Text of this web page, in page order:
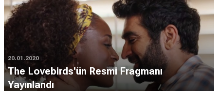
20.01.2020
The Lovebirds'ün Resmi Fragmanı
Yayınlandı